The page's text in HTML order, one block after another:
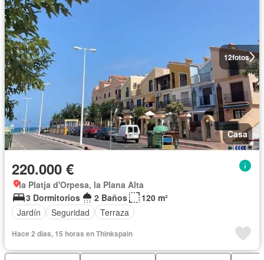
12fotos
Casa
220.000 €
la Platja d'Orpesa, la Plana Alta
3 Dormitorios
2 Baños
120 m²
Jardín
Seguridad Terraza
Hace 2 días, 15 horas en Thinkspain